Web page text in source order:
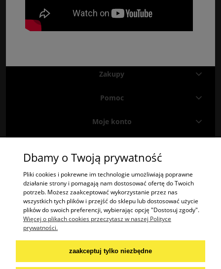
Zakupy
Pomoc
Moje konto
Znajdź nas naFacebookuiInstagramie
"2TREES" Radosław Krzysztof Olech | ul. Potok 485A, 38-404 Potok | woj.
podkarpackie | tel.: 574447365 | email:kontakt@2trees.pl
NIP: 6842276645
Praca:
wakat:szwaczka / krawcowa
Dbamy o Twoją prywatność
Pliki cookies i pokrewne im technologie umożliwiają poprawne
działanie strony i pomagają nam dostosować ofertę do Twoich
potrzeb. Możesz zaakceptować wykorzystanie przez nas
wszystkich tych plików i przejść do sklepu lub dostosować użycie
plików do swoich preferencji, wybierając opcję "Dostosuj zgody".
Więcej o plikach cookies przeczytasz w naszej Polityce
prywatności.
zaakceptuj tylko niezbędne